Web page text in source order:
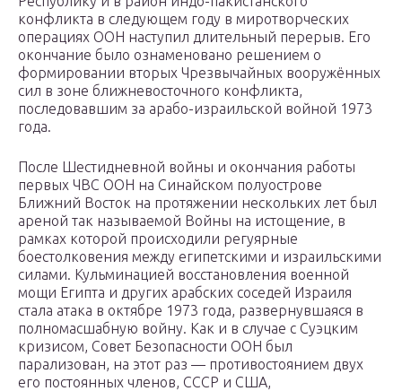
конфликта в следующем году в миротворческих
операциях ООН наступил длительный перерыв. Его
окончание было ознаменовано решением о
формировании вторых Чрезвычайных вооружённых
сил в зоне ближневосточного конфликта,
последовавшим за арабо-израильской войной 1973
года.
После Шестидневной войны и окончания работы
первых ЧВС ООН на Синайском полуострове
Ближний Восток на протяжении нескольких лет был
ареной так называемой Войны на истощение, в
рамках которой происходили регуярные
боестолковения между египетскими и израильскими
силами. Кульминацией восстановления военной
мощи Египта и других арабских соседей Израиля
стала атака в октябре 1973 года, развернувшаяся в
полномасшабную войну. Как и в случае с Суэцким
кризисом, Совет Безопасности ООН был
парализован, на этот раз — противостоянием двух
его постоянных членов, СССР и США,